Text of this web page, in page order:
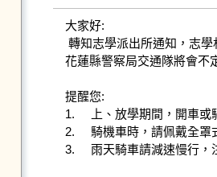
大家好:
花蓮縣警察局交通隊將會不
提醒您:
1.	上、放學期間，開車或騎乘機車謹遵各項道路安全規定。
2.	騎機車時，請佩戴全罩式安全帽，不可邊騎車邊使用手機。
3.	雨天騎車請減速慢行，注意左右來車。